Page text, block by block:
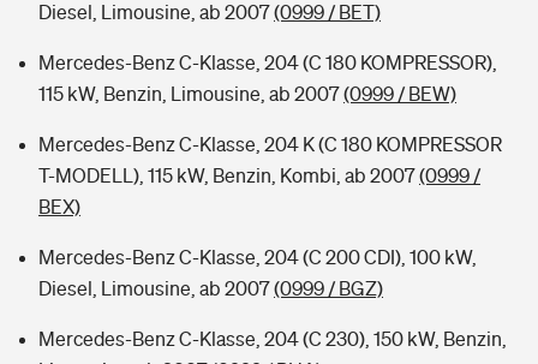
Diesel, Limousine, ab 2007(0999 / BET)
Mercedes-Benz C-Klasse, 204 (C 180 KOMPRESSOR),
115 kW, Benzin, Limousine, ab 2007(0999 / BEW)
Mercedes-Benz C-Klasse, 204 K (C 180 KOMPRESSOR
T-MODELL), 115 kW, Benzin, Kombi, ab 2007(0999 /
BEX)
Mercedes-Benz C-Klasse, 204 (C 200 CDI), 100 kW,
Diesel, Limousine, ab 2007(0999 / BGZ)
Mercedes-Benz C-Klasse, 204 (C 230), 150 kW, Benzin,